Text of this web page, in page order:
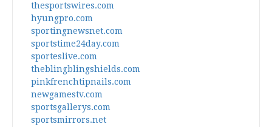
thesportswires.com
hyungpro.com
sportingnewsnet.com
sportstime24day.com
sporteslive.com
theblingblingshields.com
pinkfrenchtipnails.com
newgamestv.com
sportsgallerys.com
sportsmirrors.net